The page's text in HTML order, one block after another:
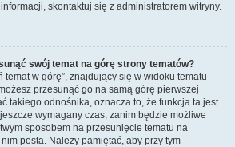
skontaktuj się z administratorem witryny.
swój temat na górę strony tematów?
temat w górę”, znajdujący się w widoku tematu
przesunąć go na samą górę pierwszej
takiego odnośnika, oznacza to, że funkcja ta jest
jeszcze wymagany czas, zanim będzie możliwe
sposobem na przesunięcie tematu na
posta. Należy pamiętać, aby przy tym